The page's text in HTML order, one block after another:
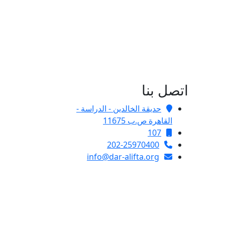
اتصل بنا
حديقة الخالدين - الدراسة -
القاهرة ص.ب 11675
107
202-25970400
info@dar-alifta.org